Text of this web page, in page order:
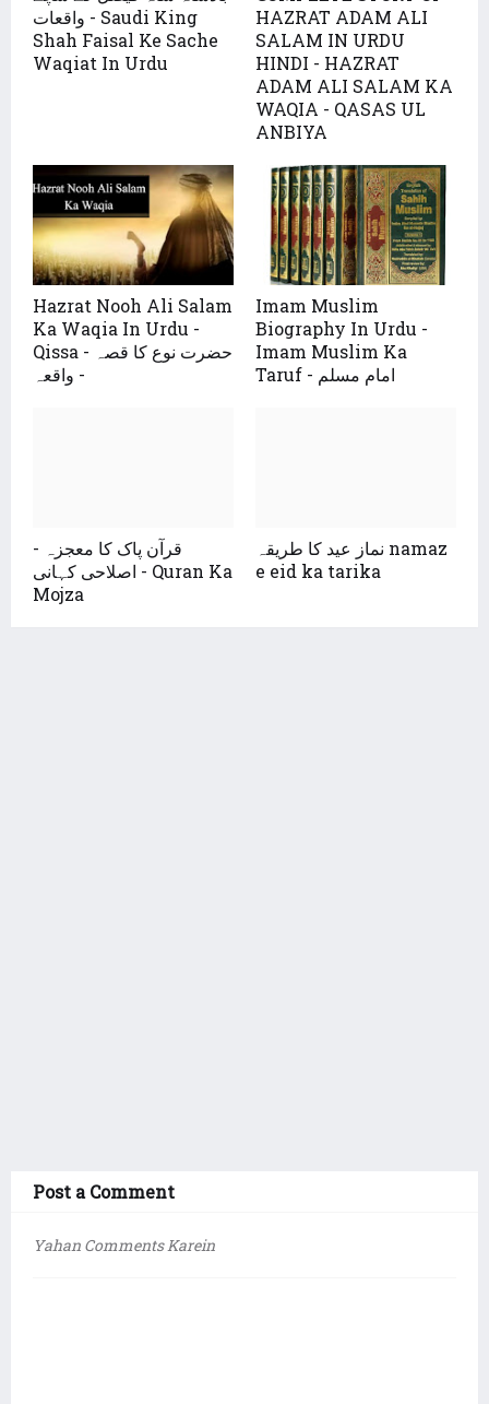
واقعات - Saudi King
Shah Faisal Ke Sache
Waqiat In Urdu
HAZRAT ADAM ALI
SALAM IN URDU
HINDI - HAZRAT
ADAM ALI SALAM KA
WAQIA - QASAS UL
ANBIYA
Hazrat Nooh Ali Salam
Ka Waqia In Urdu -
Qissa - حضرت نوع کا قصہ
- واقعہ
Imam Muslim
Biography In Urdu -
Imam Muslim Ka
Taruf - امام مسلم
قرآن پاک کا معجزہ -
اصلاحی کہانی - Quran Ka
Mojza
نماز عید کا طریقہ namaz
e eid ka tarika
Post a Comment
Yahan Comments Karein